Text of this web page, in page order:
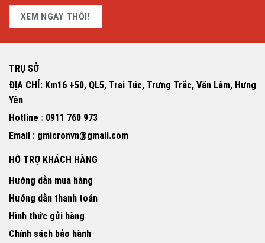
XEM NGAY THÔI!
TRỤ SỞ
ĐỊA CHỈ: Km16 +50, QL5, Trai Túc, Trưng Trắc, Văn Lâm, Hưng
Yên
Hotline : 0911 760 973
Email : gmicronvn@gmail.com
HỖ TRỢ KHÁCH HÀNG
Hướng dẫn mua hàng
Hướng dẫn thanh toán
Hình thức gửi hàng
Chính sách bảo hành